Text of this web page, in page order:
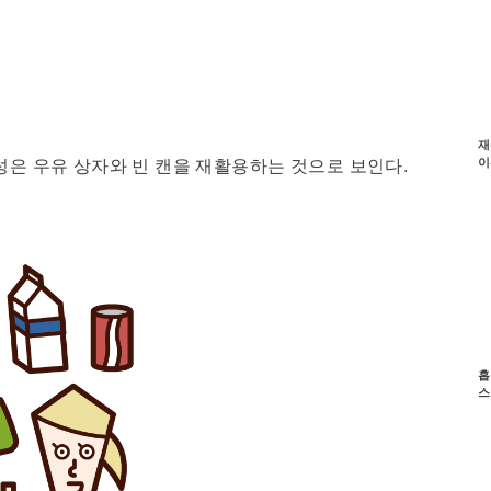
우유 상자와 빈 캔을 재활용하는 것으로 보인다.